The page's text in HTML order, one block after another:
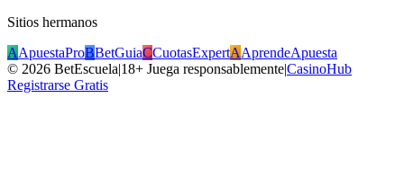
Sitios hermanos
AApuestaProBBetGuiaCCuotasExpertAAprendeApuesta
© 2026 BetEscuela|18+ Juega responsablemente|CasinoHub
Registrarse Gratis